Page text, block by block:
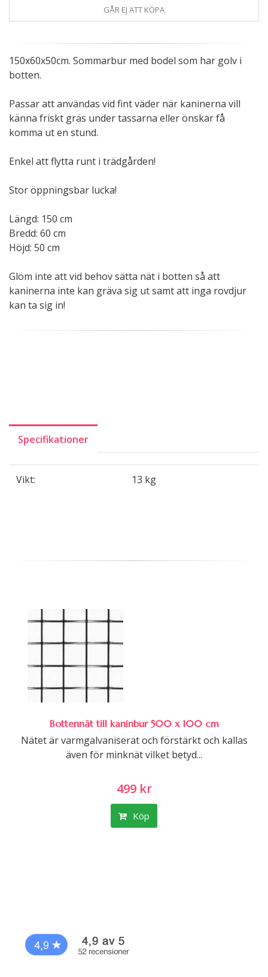
GÅR EJ ATT KÖPA
150x60x50cm. Sommarbur med bodel som har golv i
botten.
Passar att användas vid fint väder när kaninerna vill
känna friskt gräs under tassarna eller önskar få
komma ut en stund.
Enkel att flytta runt i trädgården!
Stor öppningsbar lucka!
Längd: 150 cm
Bredd: 60 cm
Höjd: 50 cm
Glöm inte att vid behov sätta nät i botten så att
kaninerna inte kan gräva sig ut samt att inga rovdjur
kan ta sig in!
Specifikationer
Vikt: 13 kg
Bottennät till kaninbur 500 x 100 cm
Nätet är varmgalvaniserat och förstärkt och kallas
även för minknät vilket betyd...
499 kr
Köp